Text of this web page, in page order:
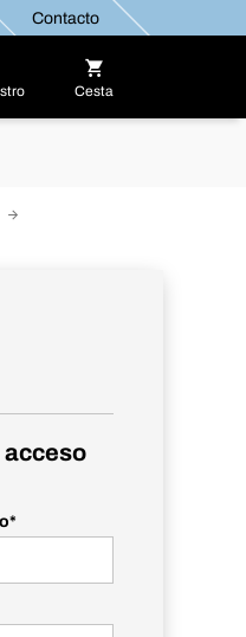
Contacto
Cesta
acceso
*